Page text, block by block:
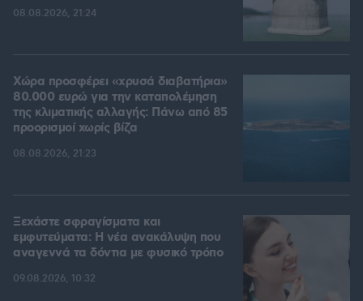
08.08.2026, 21:24
Χώρα προσφέρει «χρυσά διαβατήρια»
80.000 ευρώ για την καταπολέμηση
της κλιματικής αλλαγής: Πάνω από 85
προορισμοί χωρίς βίζα
08.08.2026, 21:23
Ξεχάστε σφραγίσματα και
εμφυτεύματα: Η νέα ανακάλυψη που
αναγεννά τα δόντια με φυσικό τρόπο
09.08.2026, 10:32